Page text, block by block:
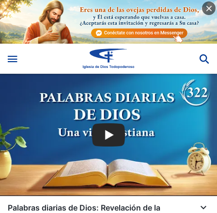
Palabras diarias de Dios: Revelación de la